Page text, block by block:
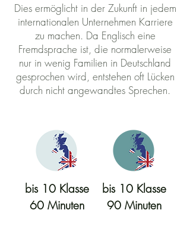
Dies ermöglicht in der Zukunft in jedem
internationalen Unternehmen Karriere
zu machen. Da Englisch eine
Fremdsprache ist, die normalerweise
nur in wenig Familien in Deutschland
gesprochen wird, entstehen oft Lücken
durch nicht angewandtes Sprechen.
bis 10 Klasse
60 Minuten
bis 10 Klasse
90 Minuten